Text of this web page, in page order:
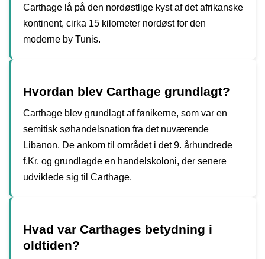
Carthage lå på den nordøstlige kyst af det afrikanske
kontinent, cirka 15 kilometer nordøst for den
moderne by Tunis.
Hvordan blev Carthage grundlagt?
Carthage blev grundlagt af fønikerne, som var en
semitisk søhandelsnation fra det nuværende
Libanon. De ankom til området i det 9. århundrede
f.Kr. og grundlagde en handelskoloni, der senere
udviklede sig til Carthage.
Hvad var Carthages betydning i
oldtiden?